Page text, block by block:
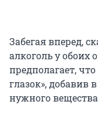
Забегая вперед,
алкоголь у
предполагает,
глазок», добавив
нужного